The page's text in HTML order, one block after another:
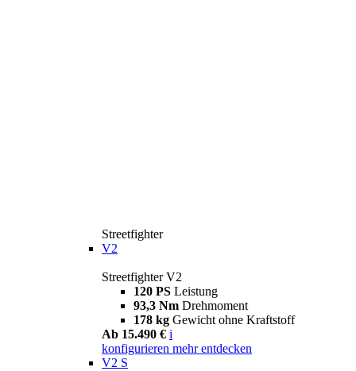
Streetfighter
V2
Streetfighter V2
120 PS Leistung
93,3 Nm Drehmoment
178 kg Gewicht ohne Kraftstoff
Ab 15.490 € i
konfigurieren mehr entdecken
V2 S